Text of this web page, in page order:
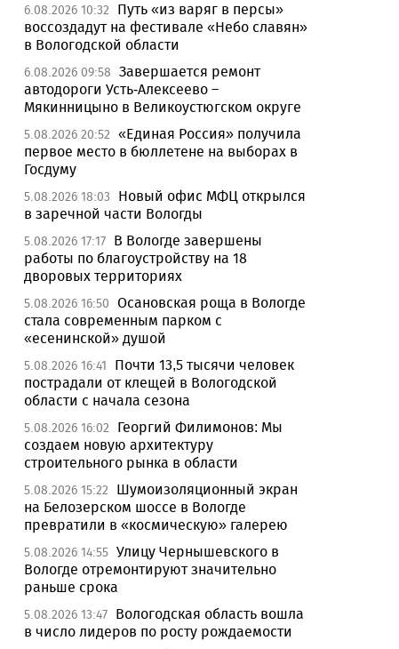
6.08.2026 10:32
Путь «из варяг в персы»
воссоздадут на фестивале «Небо славян»
в Вологодской области
6.08.2026 09:58 Завершается ремонт
автодороги Усть-Алексеево –
Мякинницыно в Великоустюгском округе
5.08.2026 20:52 «Единая Россия» получила
первое место в бюллетене на выборах в
Госдуму
5.08.2026 18:03
Новый офис МФЦ открылся
в заречной части Вологды
5.08.2026 17:17 В Вологде завершены
работы по благоустройству на 18
дворовых территориях
5.08.2026 16:50 Осановская роща в Вологде
стала современным парком с
«есенинской» душой
5.08.2026 16:41
Почти 13,5 тысячи человек
пострадали от клещей в Вологодской
области с начала сезона
5.08.2026 16:02
Георгий Филимонов: Мы
создаем новую архитектуру
строительного рынка в области
5.08.2026 15:22
Шумоизоляционный экран
на Белозерском шоссе в Вологде
превратили в «космическую» галерею
5.08.2026 14:55 Улицу Чернышевского в
Вологде отремонтируют значительно
раньше срока
5.08.2026 13:47 Вологодская область вошла
в число лидеров по росту рождаемости